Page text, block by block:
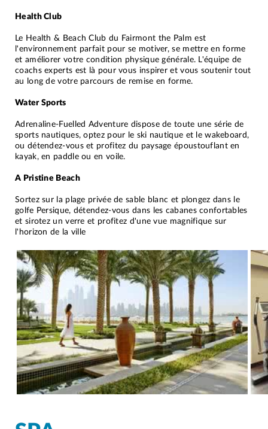
Health Club
Le Health & Beach Club du Fairmont the Palm est
l'environnement parfait pour se motiver, se mettre en forme
et améliorer votre condition physique générale. L'équipe de
coachs experts est là pour vous inspirer et vous soutenir tout
au long de votre parcours de remise en forme.
Water Sports
Adrenaline-Fuelled Adventure dispose de toute une série de
sports nautiques, optez pour le ski nautique et le wakeboard,
ou détendez-vous et profitez du paysage époustouflant en
kayak, en paddle ou en voile.
A Pristine Beach
Sortez sur la plage privée de sable blanc et plongez dans le
golfe Persique, détendez-vous dans les cabanes confortables
et sirotez un verre et profitez d'une vue magnifique sur
l'horizon de la ville